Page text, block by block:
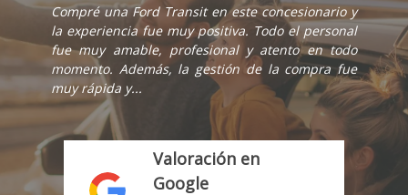
Compré una Ford Transit en este concesionario y
la experiencia fue muy positiva. Todo el personal
fue muy amable, profesional y atento en todo
momento. Además, la gestión de la compra fue
muy rápida y...
Valoración en
Google